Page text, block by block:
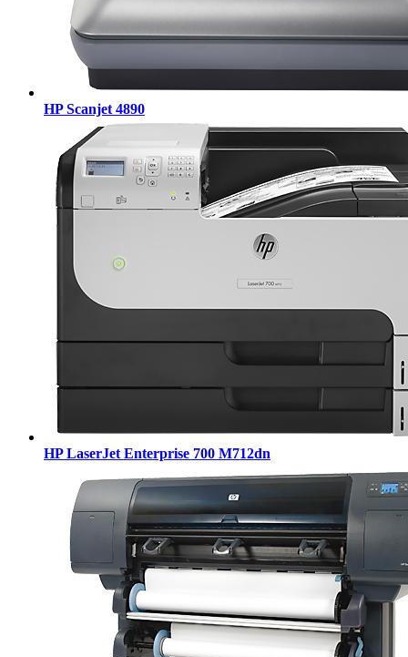
HP Scanjet 4890
HP LaserJet Enterprise 700 M712dn